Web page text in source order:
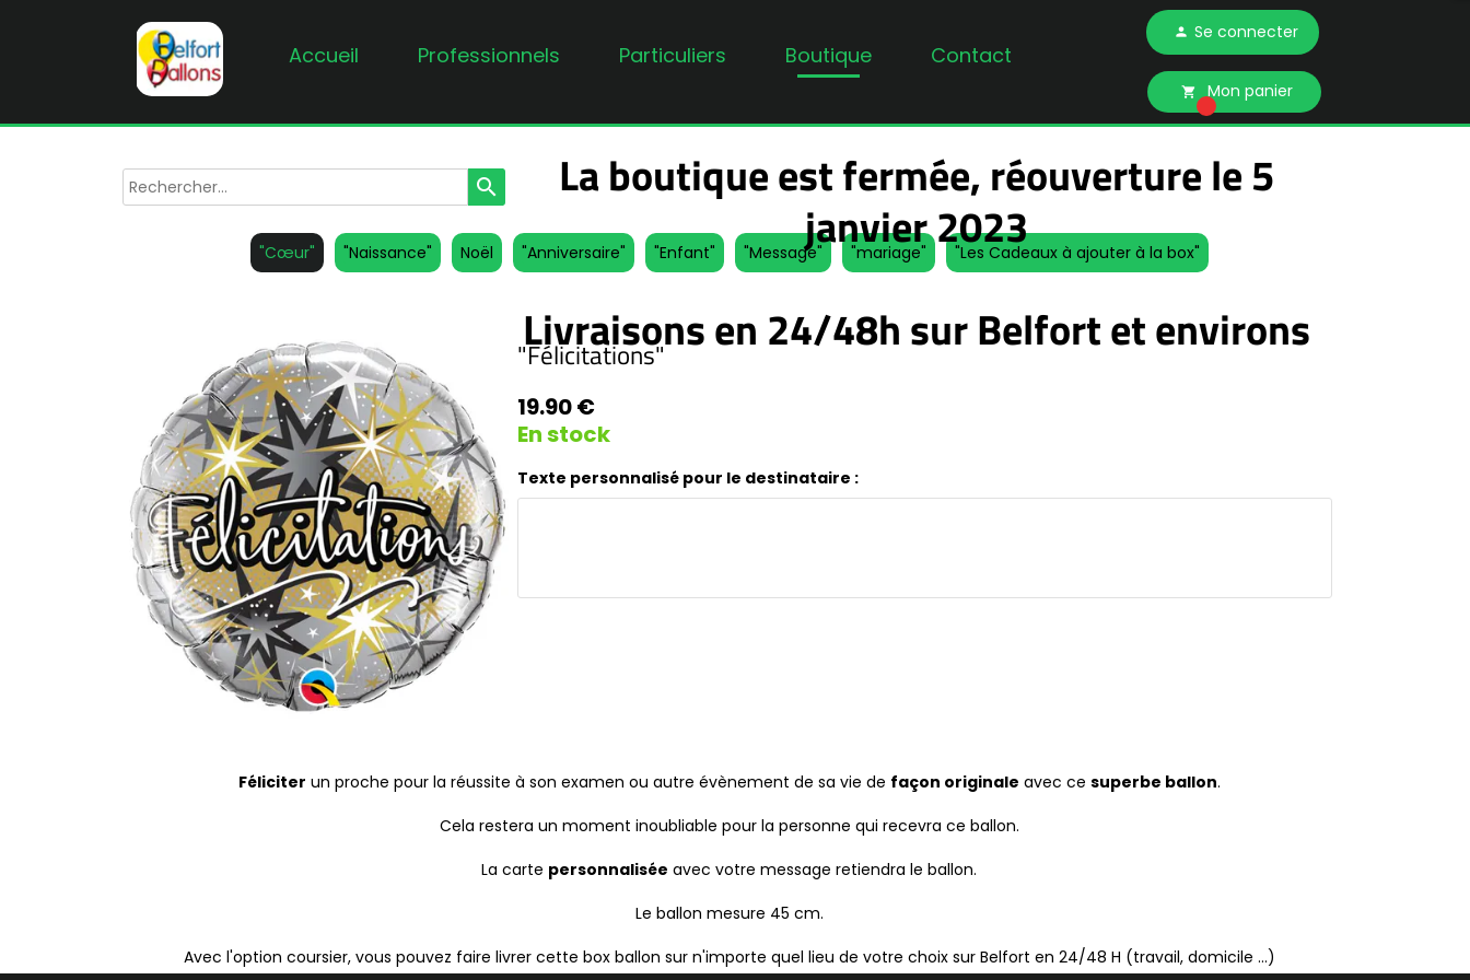
Accueil Professionnels Particuliers Boutique Contact
person Se connecter
local_grocery_store Mon panier
La boutique est fermée, réouverture le 5
janvier 2023
Livraisons en 24/48h sur Belfort et environs
search
"Cœur" "Naissance" Noël "Anniversaire" "Enfant" "Message" "mariage" "Les Cadeaux à ajouter à la box"
"Félicitations"
19.90 €
En stock
Texte personnalisé pour le destinataire :
Féliciter un proche pour la réussite à son examen ou autre évènement de sa vie de façon originale avec ce superbe ballon.
Cela restera un moment inoubliable pour la personne qui recevra ce ballon.
La carte personnalisée avec votre message retiendra le ballon.
Le ballon mesure 45 cm.
Avec l'option coursier, vous pouvez faire livrer cette box ballon sur n'importe quel lieu de votre choix sur Belfort en 24/48 H (travail, domicile ...)